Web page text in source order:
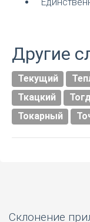
Другие
Текущий
Ткацкий
Токарный
Склонение